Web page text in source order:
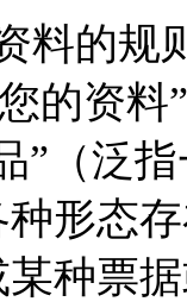
料的规
的资料
”（泛
形态
种票